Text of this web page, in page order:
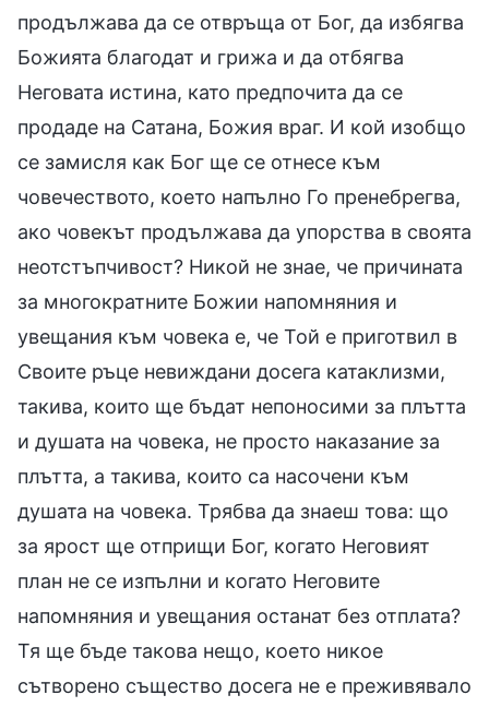
продължава да се отвръща от Бог, да избягва
Божията благодат и грижа и да отбягва
Неговата истина, като предпочита да се
продаде на Сатана, Божия враг. И кой изобщо
се замисля как Бог ще се отнесе към
човечеството, което напълно Го пренебрегва,
ако човекът продължава да упорства в своята
неотстъпчивост? Никой не знае, че причината
за многократните Божии напомняния и
увещания към човека е, че Той е приготвил в
Своите ръце невиждани досега катаклизми,
такива, които ще бъдат непоносими за плътта
и душата на човека, не просто наказание за
плътта, а такива, които са насочени към
душата на човека. Трябва да знаеш това: що
за ярост ще отприщи Бог, когато Неговият
план не се изпълни и когато Неговите
напомняния и увещания останат без отплата?
Тя ще бъде такова нещо, което никое
сътворено същество досега не е преживявало